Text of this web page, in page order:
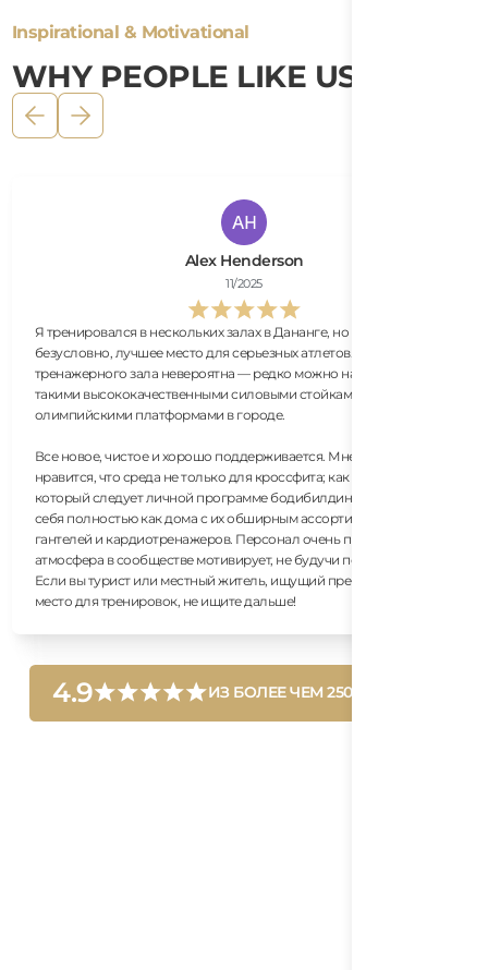
Inspirational & Motivational
WHY PEOPLE LIKE US?
Alex Henderson
11/2025
Я тренировался в нескольких залах в Дананге, но это,
безусловно, лучшее место для серьезных атлетов. Открытая зона
тренажерного зала невероятна — редко можно найти место с
такими высококачественными силовыми стойками и
олимпийскими платформами в городе.
Все новое, чистое и хорошо поддерживается. Мне особенно
нравится, что среда не только для кроссфита; как человек,
который следует личной программе бодибилдинга, я чувствовал
себя полностью как дома с их обширным ассортиментом
гантелей и кардиотренажеров. Персонал очень приветливый, а
атмосфера в сообществе мотивирует, не будучи подавляющей.
Если вы турист или местный житель, ищущий премиальное
место для тренировок, не ищите дальше!
4.9 ИЗ БОЛЕЕ ЧЕМ 250 ОТЗЫВОВ